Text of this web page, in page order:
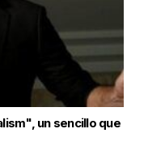
un sencillo que